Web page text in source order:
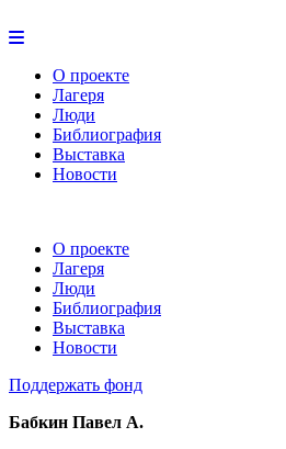
О проекте
Лагеря
Люди
Библиография
Выставка
Новости
О проекте
Лагеря
Люди
Библиография
Выставка
Новости
Поддержать фонд
Бабкин Павел А.